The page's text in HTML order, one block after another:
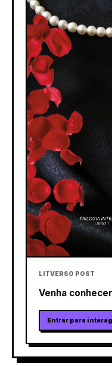
LITVERSO POST
Venha
Entrar para